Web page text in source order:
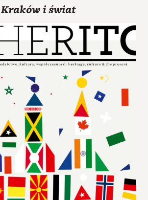
Kraków i świat